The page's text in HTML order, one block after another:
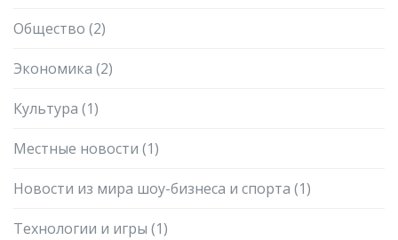
Общество (2)
Экономика (2)
Культура (1)
Местные новости (1)
Новости из мира шоу-бизнеса и спорта (1)
Технологии и игры (1)